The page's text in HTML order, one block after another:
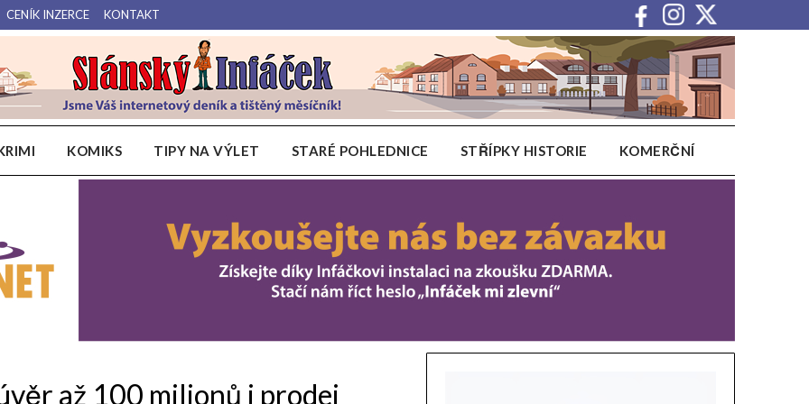
CENÍK INZERCE KONTAKT
Slánský Infáček
Váš internetový deník a tištěný měsíčník pro Slánsko, Kladensko a Lounsko.
KOMIKS TIPY NA VÝLET STARÉ POHLEDNICE STŘÍPKY HISTORIE KOMERČNÍ
až 100 milionů i prodej